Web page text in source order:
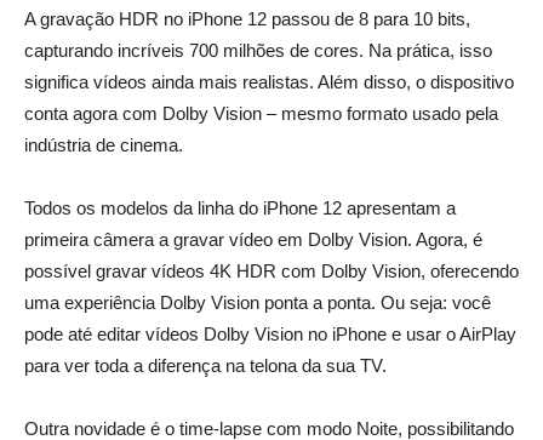
A gravação HDR no iPhone 12 passou de 8 para 10 bits,
capturando incríveis 700 milhões de cores. Na prática, isso
significa vídeos ainda mais realistas. Além disso, o dispositivo
conta agora com Dolby Vision – mesmo formato usado pela
indústria de cinema.
Todos os modelos da linha do iPhone 12 apresentam a
primeira câmera a gravar vídeo em Dolby Vision. Agora, é
possível gravar vídeos 4K HDR com Dolby Vision, oferecendo
uma experiência Dolby Vision ponta a ponta. Ou seja: você
pode até editar vídeos Dolby Vision no iPhone e usar o AirPlay
para ver toda a diferença na telona da sua TV.
Outra novidade é o time-lapse com modo Noite, possibilitando